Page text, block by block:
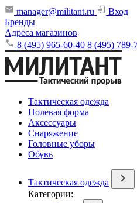
manager@militant.ru
Вход
Бренды
Адреса магазинов
8 (495) 965-60-40 8 (495) 789-
Тактическая одежда
Полевая форма
Аксессуары
Снаряжение
Головные уборы
Обувь
Тактическая одежда
Категории: